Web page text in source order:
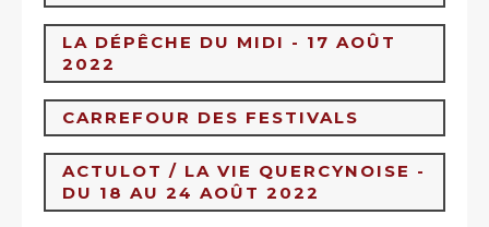
ÉCOUTER CES INTERVIEWS SUR LE
SITE DE LA RADIO
ÉCOUTER CES INTERVIEWS SUR LE
SITE DE LA RADIO
LA DÉPÊCHE DU MIDI - 17 AOÛT
2022
CARREFOUR DES FESTIVALS
ACTULOT / LA VIE QUERCYNOISE -
DU 18 AU 24 AOÛT 2022